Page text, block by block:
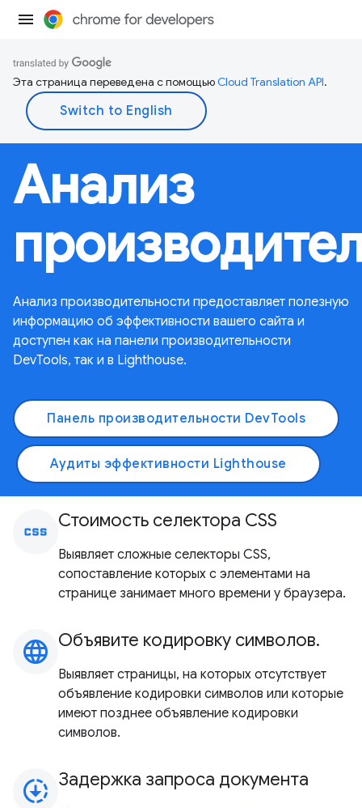
Эта страница переведена с помощьюCloud Translation API.
Анализ
Анализ производительности предоставляет полезную
информацию об эффективности вашего сайта и
доступен как на панели производительности
DevTools, так и в Lighthouse.
Панель производительности DevTools
Аудиты эффективности Lighthouse
css Стоимость селектора CSS
Выявляет сложные селекторы CSS,
сопоставление которых с элементами на
странице занимает много времени у браузера.
language Объявите кодировку символов.
Выявляет страницы, на которых отсутствует
объявление кодировки символов или которые
имеют позднее объявление кодировки
символов.
downloading Задержка запроса документа